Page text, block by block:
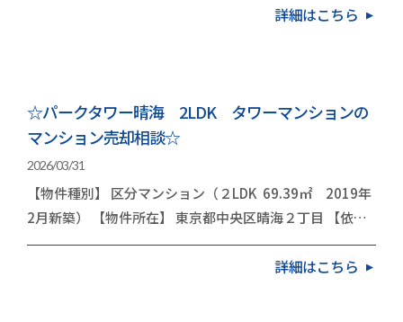
詳細はこちら
☆パークタワー晴海 2LDK タワーマンションの
マンション売却相談☆
2026/03/31
【物件種別】 区分マンション（２LDK 69.39㎡ 2019年
2月新築） 【物件所在】 東京都中央区晴海２丁目 【依頼
内容】 お住み替え（引越し） 今回は…
詳細はこちら